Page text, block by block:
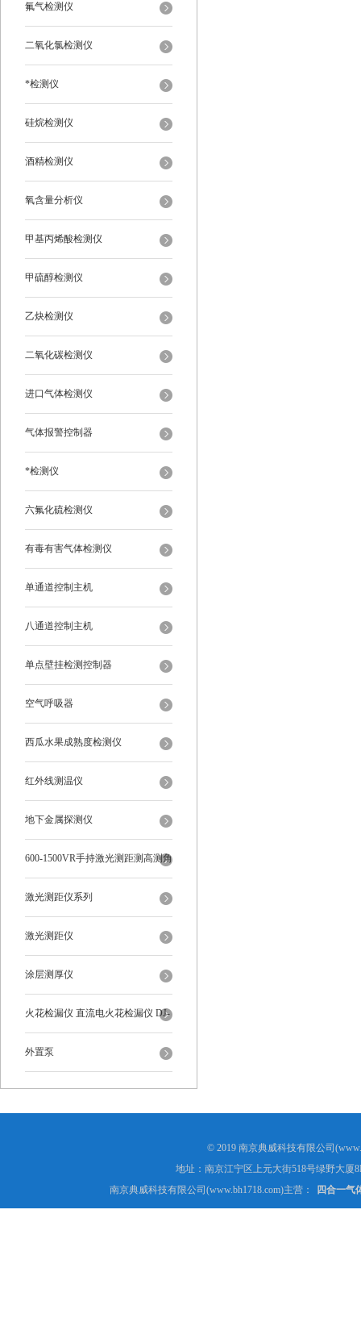
氟气检测仪
二氧化氯检测仪
*检测仪
硅烷检测仪
酒精检测仪
氧含量分析仪
甲基丙烯酸检测仪
甲硫醇检测仪
乙炔检测仪
二氧化碳检测仪
进口气体检测仪
气体报警控制器
*检测仪
六氟化硫检测仪
有毒有害气体检测仪
单通道控制主机
八通道控制主机
单点壁挂检测控制器
空气呼吸器
西瓜水果成熟度检测仪
红外线测温仪
地下金属探测仪
600-1500VR手持激光测距测高测角
多功能
激光测距仪系列
激光测距仪
涂层测厚仪
火花检漏仪 直流电火花检漏仪 DJ-
6-A型
外置泵
© 2019 南京典威科技有限公司
地址：南京江宁区上元大街518号绿野大厦
南京典威科技有限公司(www.bh1718.com)主营：
四合一气